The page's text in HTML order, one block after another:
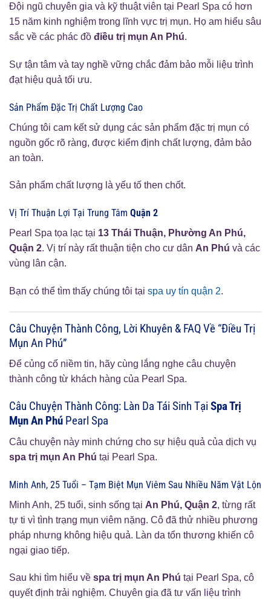
Đội ngũ chuyên gia và kỹ thuật viên tại Pearl Spa có hơn
15 năm kinh nghiệm trong lĩnh vực trị mụn. Họ am hiểu sâu
sắc về các phác đồ điều trị mụn An Phú.
Sự tận tâm và tay nghề vững chắc đảm bảo mỗi liệu trình
đạt hiệu quả tối ưu.
Sản Phẩm Đặc Trị Chất Lượng Cao
Chúng tôi cam kết sử dụng các sản phẩm đặc trị mụn có
nguồn gốc rõ ràng, được kiểm định chất lượng, đảm bảo
an toàn.
Sản phẩm chất lượng là yếu tố then chốt.
Vị Trí Thuận Lợi Tại Trung Tâm Quận 2
Pearl Spa tọa lạc tại 13 Thái Thuận, Phường An Phú,
Quận 2. Vị trí này rất thuận tiện cho cư dân An Phú và các
vùng lân cận.
Bạn có thể tìm thấy chúng tôi tại spa uy tín quận 2.
Câu Chuyện Thành Công, Lời Khuyên & FAQ Về “Điều Trị
Mụn An Phú”
Để củng cố niềm tin, hãy cùng lắng nghe câu chuyện
thành công từ khách hàng của Pearl Spa.
Câu Chuyện Thành Công: Làn Da Tái Sinh Tại Spa Trị
Mụn An Phú Pearl Spa
Câu chuyện này minh chứng cho sự hiệu quả của dịch vụ
spa trị mụn An Phú tại Pearl Spa.
Minh Anh, 25 Tuổi – Tạm Biệt Mụn Viêm Sau Nhiều Năm Vật Lộn
Minh Anh, 25 tuổi, sinh sống tại An Phú, Quận 2, từng rất
tự ti vì tình trạng mụn viêm nặng. Cô đã thử nhiều phương
pháp nhưng không hiệu quả. Làn da tổn thương khiến cô
ngại giao tiếp.
Sau khi tìm hiểu về spa trị mụn An Phú tại Pearl Spa, cô
quyết định trải nghiệm. Chuyên gia đã tư vấn liệu trình